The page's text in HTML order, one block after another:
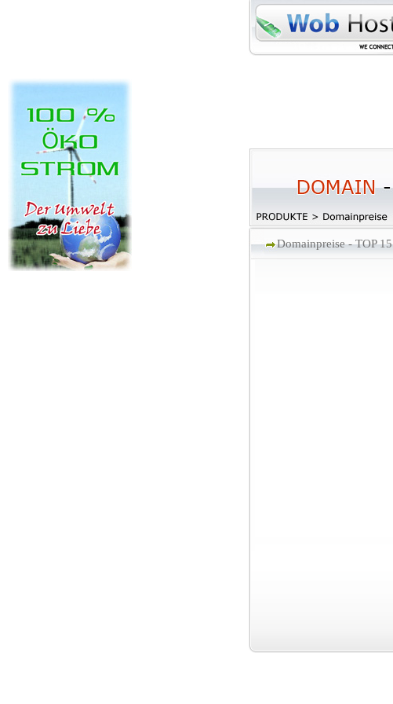
Domainpreise - TOP 15